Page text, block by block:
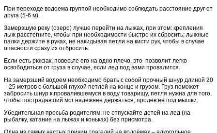
При переходе водоема группой необходимо соблюдать расстояние друг от
друга (5-6 м).
Замерзшую реку (озеро) лучше перейти на лыжах, при этом: крепления
лыж расстегните, чтобы при необходимости быстро их сбросить; лыжные
палки держите в руках, не накидывая петли на кисти рук, чтобы в случае
опасности сразу их отбросить.
Если есть рюкзак, повесьте его на одно плечо, это позволит легко
освободиться от груза в случае, если лед под вами провалится.
На замерзший водоем необходимо брать с собой прочный шнур длиной 20
– 25 метров с большой глухой петлей на конце и грузом. Груз поможет
забросить шнур к провалившемуся в воду товарищу, петля нужна для того,
чтобы пострадавший мог надежнее держаться, продев ее под мышки.
Убедительная просьба родителям: не отпускайте детей на лед (на
рыбалку, катание на лыжах и коньках) без присмотра.